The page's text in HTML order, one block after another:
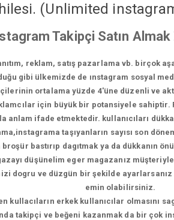
hilesi. (Unlimited
Takipçi Satın Almak
reklam, satış pazarlama vb. birçok
gibi ülkemizde de ınstagram sosyal
ortalama yüzde 4'üne düzenli ve
için büyük bir potansiyele
anlam ifade etmektedir. kullanıcıları
taşıyanların sayısı son
bastırıp dagıtmak ya da
düşünelim eger magazanız
ve düzgün bir şekilde ayarlarsanız
emin olabilirsiniz.
erkek kullanıcılar olmasını
takipçi ve beğeni kazanmak da bir çok